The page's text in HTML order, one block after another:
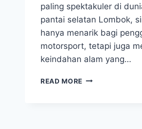
paling spektakuler di
pantai selatan Lombok,
hanya menarik bagi
motorsport, tetapi juga
keindahan alam yang…
READ MORE